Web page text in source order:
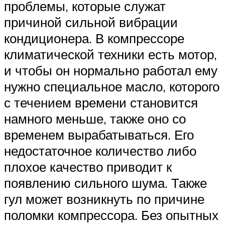
проблемы, которые служат
причиной сильной вибрации
кондиционера. В компрессоре
климатической техники есть мотор,
и чтобы он нормально работал ему
нужно специальное масло, которого
с течением времени становится
намного меньше, также оно со
временем вырабатываться. Его
недостаточное количество либо
плохое качество приводит к
появлению сильного шума. Также
гул может возникнуть по причине
поломки компрессора. Без опытных